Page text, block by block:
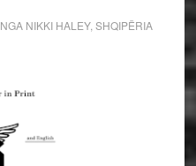
NGA NIKKI HALEY, SHQIPËRIA